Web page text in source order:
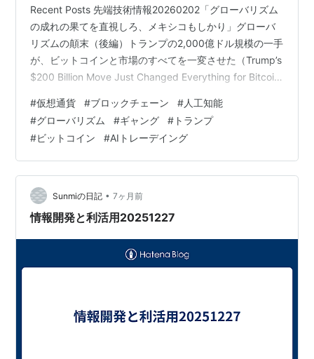
Recent Posts 先端技術情報20260202「グローバリズム
の成れの果てを直視しろ、メキシコもしかり」グローバ
リズムの顛末（後編）トランプの2,000億ドル規模の一手
が、ビットコインと市場のすべてを一変させた（Trump’s
$200 Billion Move Just Changed Everything for Bitcoin
を意味するのか(What Does Bitcoin Dominance Drop
Mean in 2026)（１）完璧なAIトレーディング戦略を作り
上げる方法：5分以内に無料で始めようHow …
#仮想通貨 #ブロックチェーン #人工知能
#グローバリズム #ギャング # トランプ
#ビットコイン #AIトレーデイング
Sunmiの日記 • 7ヶ月前
情報開発と利活用20251227